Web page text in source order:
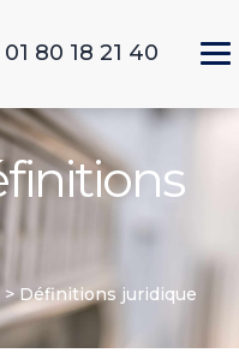
80 18 21 40
> Définitions juridique